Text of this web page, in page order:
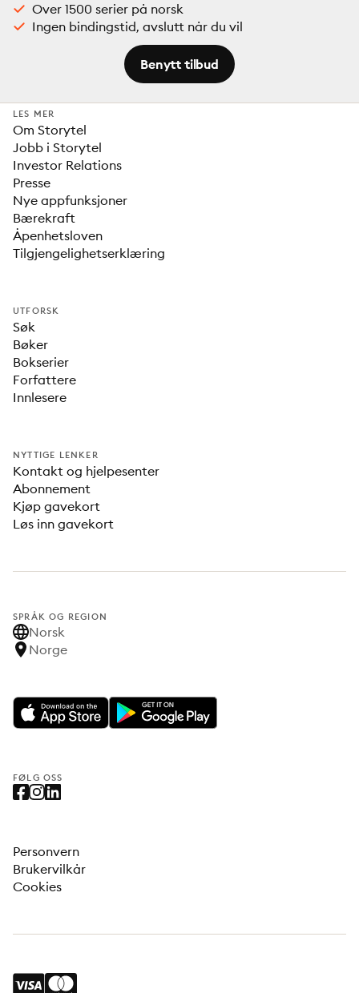
Over 1500 serier på norsk
Ingen bindingstid, avslutt når du vil
Benytt tilbud
LES MER
Om Storytel
Jobb i Storytel
Investor Relations
Presse
Nye appfunksjoner
Bærekraft
Åpenhetsloven
Tilgjengelighetserklæring
UTFORSK
Søk
Bøker
Bokserier
Forfattere
Innlesere
NYTTIGE LENKER
Kontakt og hjelpesenter
Abonnement
Kjøp gavekort
Løs inn gavekort
SPRÅK OG REGION
Norsk
Norge
FØLG OSS
Personvern
Brukervilkår
Cookies